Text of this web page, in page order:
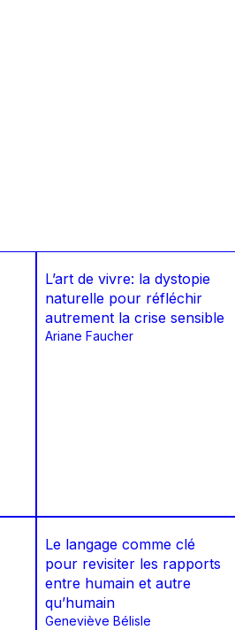
L’art de vivre: la dystopie
naturelle pour réfléchir
autrement la crise sensible
Ariane Faucher
Le langage comme clé
pour revisiter les rapports
entre humain et autre
qu’humain
Geneviève Bélisle